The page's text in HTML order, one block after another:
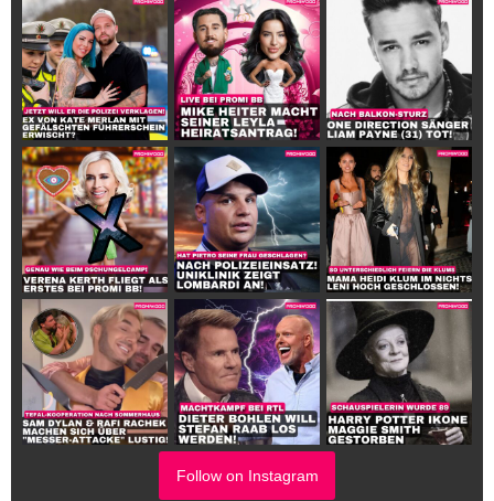
Follow on Instagram